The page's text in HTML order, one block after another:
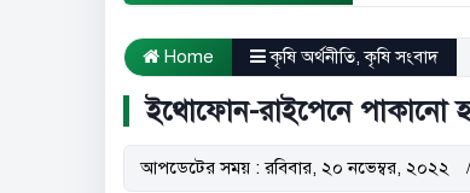
Home কৃষি অর্থনীতি,কৃষি সংবাদ
ইথোফোন-রাইপেনে পাকানো
আপডেটের সময় : রবিবার, ২০ নভেম্বর, ২০২২